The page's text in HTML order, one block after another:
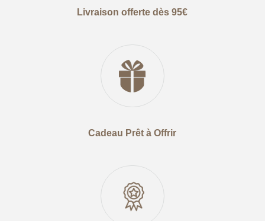
Livraison offerte dès 95€
Cadeau Prêt à Offrir